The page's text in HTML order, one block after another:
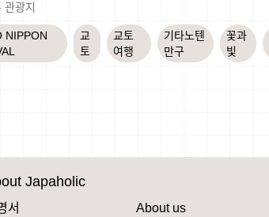
관광지
NIPPON
교
토
교토
여행
기타노텐
만구
꽃과
빛
Japaholic
서
About us